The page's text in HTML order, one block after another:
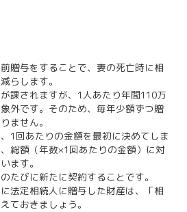
贈与をすることで、妻の死亡時に相
らします。
課されますが、1人あたり年間110万
外です。そのため、毎年少額ずつ贈
ません。
1回あたりの金額を最初に決めてしま
総額（年数×1回あたりの金額）に対
ます。
たびに新たに契約することです。
法定相続人に贈与した財産は、「相
ておきましょう。